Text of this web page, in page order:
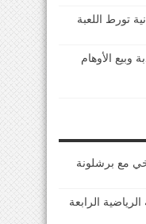
تورط اللعبة
وبيع الأوهام
مع برشلونة
الرياضية الرابعة